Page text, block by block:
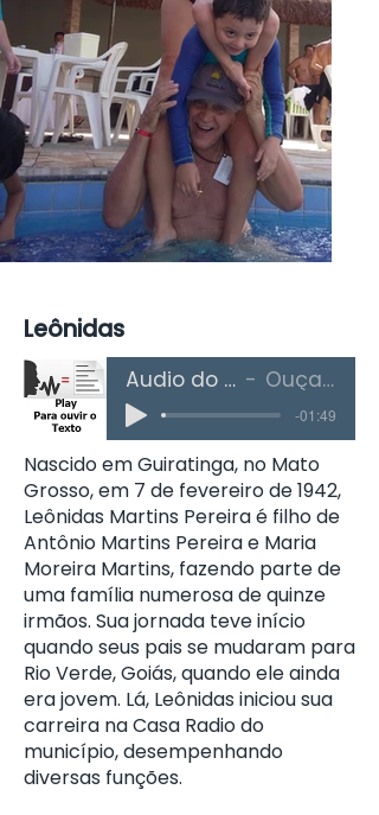
Leônidas
Áudio do Texto Ouça Aqui
-01:49
Nascido em Guiratinga, no Mato
Grosso, em 7 de fevereiro de 1942,
Leônidas Martins Pereira é filho de
Antônio Martins Pereira e Maria
Moreira Martins, fazendo parte de
uma família numerosa de quinze
irmãos. Sua jornada teve início
quando seus pais se mudaram para
Rio Verde, Goiás, quando ele ainda
era jovem. Lá, Leônidas iniciou sua
carreira na Casa Radio do
município, desempenhando
diversas funções.